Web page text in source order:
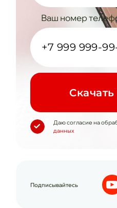
Ваш номер
Даю согласие на
данных
Подписывайтесь